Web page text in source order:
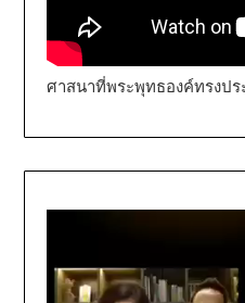
ศาสนาที่พระพุทธองค์ทรงปร